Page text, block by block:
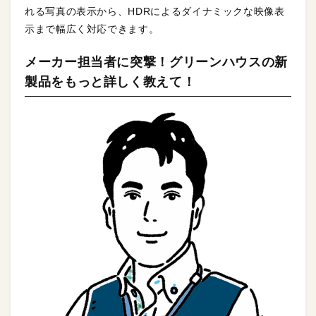
れる写真の表示から、HDRによるダイナミックな映像表
示まで幅広く対応できます。
メーカー担当者に突撃！グリーンハウスの新
製品をもっと詳しく教えて！